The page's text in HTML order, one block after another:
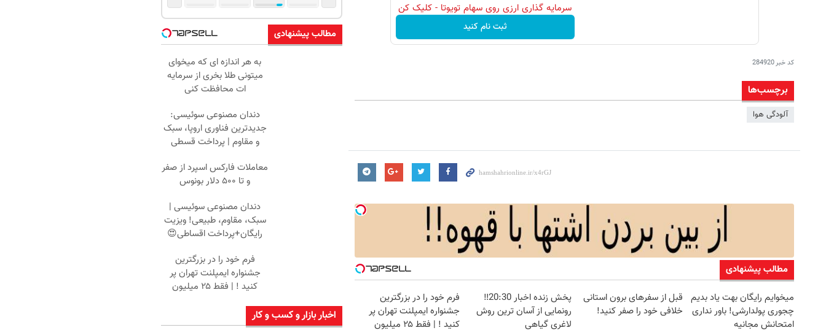
سرمایه گذاری ارزی روی سهام تویوتا - کلیک کن
ثبت نام کنید
کد خبر284920
برچسب‌ها
آلودگی هوا
مطالب پیشنهادی
میخوایم رایگان بهت یاد بدیم
چجوری پولدارشی! باور نداری
امتحانش مجانیه
قبل از سفرهای برون استانی
خلافی خود را صفر کنید!
پخش زنده اخبار 20:30‼️
رونمایی از آسان ترین روش
لاغری گیاهی
فرم خود را در بزرگترین
جشنواره ایمپلنت تهران پر
کنید ! | فقط ۲۵ میلیون
مطالب پیشنهادی
به هر اندازه ای که میخوای
میتونی طلا بخری از سرمایه
ات محافظت کنی
دندان مصنوعی سوئیسی:
جدیدترین فناوری اروپا، سبک
و مقاوم | پرداخت قسطی
معاملات فارکس اسپرد از صفر
و تا ۵۰۰ دلار بونوس
دندان مصنوعی سوئیسی |
سبک، مقاوم، طبیعی! ویزیت
رایگان+پرداخت اقساطی😍
فرم خود را در بزرگترین
جشنواره ایمپلنت تهران پر
کنید ! | فقط ۲۵ میلیون
اخبار بازار و کسب و کار